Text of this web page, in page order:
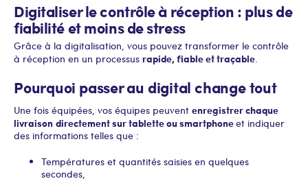
Digitaliser le contrôle à réception : plus de
fiabilité et moins de stress
Grâce à la digitalisation, vous pouvez transformer le contrôle
à réception en un processus rapide, fiable et traçable.
Pourquoi passer au digital change tout
Une fois équipées, vos équipes peuvent enregistrer chaque
livraison directement sur tablette ou smartphoneet indiquer
des informations telles que :
Températures et quantités saisies en quelques
secondes,